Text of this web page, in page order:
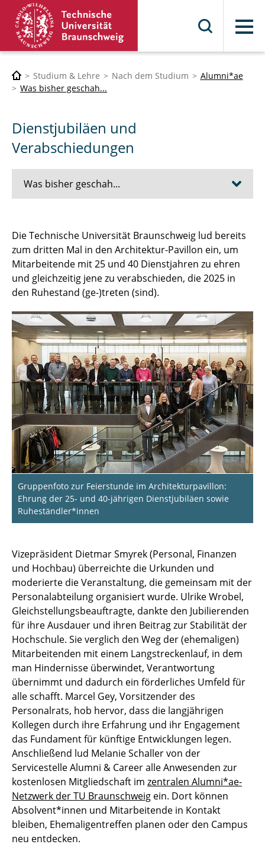
Menü
Studium & Lehre Nach dem Studium
Alumni*ae
Was bisher geschah...
Dienstjubiläen und
Verabschiedungen
Was bisher geschah...
Okerwelle 2026
Zeit zum Feiern!
Von versteckten Orten zum Mensa-Besuch
Karriereimpulse aus der Praxis
Jahreshighlights 2025
Dienstjubiläen und Verabschiedungen
Goldenes Semestertreffen des
Bauingenieurjahrgangs 1975
Vernetzung über Generationen im Master
Digitale Kommunikation und
Medientechnologien
Erstsemestertreffen Informatik nach 50
Jahren (WS 1975/76)
Goldenes Vordiplom der Geodäsie-
Studierenden nach 50 Jahren
Ein Wiedersehen auf dem Campus
Ein Blick ins Archiv - Studium und Leben von
Hans-Joachim Hartwig
Gemeinsam im Radio - Zu Gast bei Radio
Okerwelle
Insights zur alumni-Clubs.net Tagung 2025
Campustour mit dem IDA
Wieder zurück - nach 50 Jahren
Jahresausklang
IfR-Alumni-Treffen 2024
Jubiläum der BauIng Alumni*ae: 50 Jahre seit
Die Technische Universität Braunschweig lud bereits
zum dritten Mal in den Architektur-Pavillon ein, um
Mitarbeitende mit 25 und 40 Dienstjahren zu ehren
und gleichzeitig jene zu verabschieden, die 2025 in
den Ruhestand (ge-)treten (sind).
Gruppenfoto zur Feierstunde im Architekturpavillon:
Ehrung der 25- und 40-jährigen Dienstjubiläen sowie
Ruheständler*innen
Vizepräsident Dietmar Smyrek (Personal, Finanzen
und Hochbau) überreichte die Urkunden und
moderierte die Veranstaltung, die gemeinsam mit der
Personalabteilung organisiert wurde. Ulrike Wrobel,
Gleichstellungsbeauftragte, dankte den Jubilierenden
für ihre Ausdauer und ihren Beitrag zur Stabilität der
Hochschule. Sie verglich den Weg der (ehemaligen)
Mitarbeitenden mit einem Langstreckenlauf, in dem
man Hindernisse überwindet, Verantwortung
übernimmt und dadurch ein förderliches Umfeld für
alle schafft. Marcel Gey, Vorsitzender des
Personalrats, hob hervor, dass die langjährigen
Kollegen durch ihre Erfahrung und ihr Engagement
das Fundament für künftige Entwicklungen legen.
Anschließend lud Melanie Schaller von der
Servicestelle Alumni & Career alle Anwesenden zur
kostenlosen Mitgliedschaft im zentralen Alumni*ae-
Netzwerk der TU Braunschweig ein. Dort können
Absolvent*innen und Mitarbeitende in Kontakt
bleiben, Ehemaligentreffen planen oder den Campus
neu entdecken.